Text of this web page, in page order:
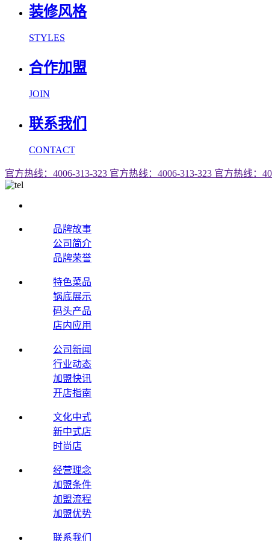
装修风格
STYLES
合作加盟
JOIN
联系我们
CONTACT
官方热线：4006-313-323 官方热线：4006-313-323 官方热线：
品牌故事
公司简介
品牌荣誉
特色菜品
锅底展示
码头产品
店内应用
公司新闻
行业动态
加盟快讯
开店指南
文化中式
新中式店
时尚店
经营理念
加盟条件
加盟流程
加盟优势
联系我们